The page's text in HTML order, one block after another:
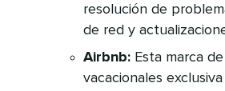
resolución de
de red y
Airbnb: Esta marca
vacacionales